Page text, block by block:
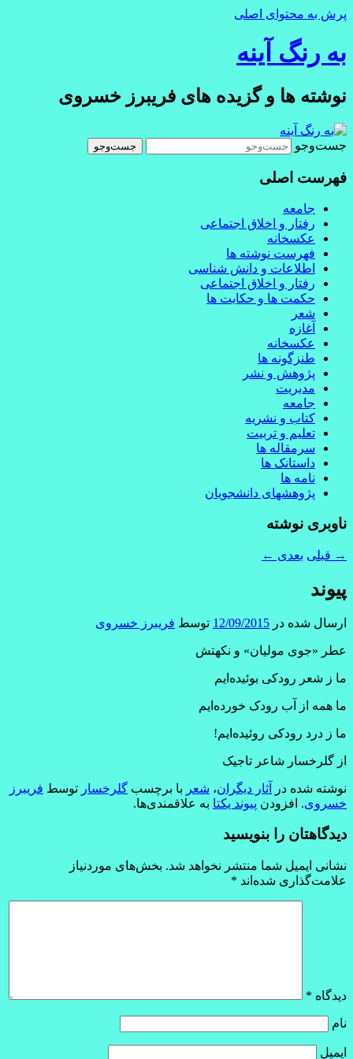
پرش به محتوای اصلی
به رنگ آينه
نوشته ها و گزیده های فریبرز خسروی
جست‌وجو
فهرست اصلی
جامعه
رفتار و اخلاق اجتماعی
عکسخانه
فهرست نوشته ها
اطلاعات و دانش شناسی
رفتار و اخلاق اجتماعی
حکمت ها و حکایت ها
شعر
آغازه
عکسخانه
طنزگونه ها
پژوهش و نشر
مدیریت
جامعه
کتاب و نشریه
تعلیم و تربیت
سرمقاله ها
داستانک ها
نامه ها
پژوهشهای دانشجویان
ناوبری نوشته
→ قبلی بعدی ←
پیوند
ارسال شده در 12/09/2015 توسط فریبرز خسروی
عطر «جوی مولیان» و نکهتش
ما ز شعر رودکی بوئیده‌ایم
ما همه از آب رودک خورده‌ایم
ما ز درد رودکی روئیده‌ایم!
از گلرخسار شاعر تاجیک
نوشته شده در آثار دیگران، شعر با برچسب گلرخسار توسط فریبرز
خسروی. افزودن پیوند یکتا به علاقمندی‌ها.
دیدگاهتان را بنویسید
نشانی ایمیل شما منتشر نخواهد شد. بخش‌های موردنیاز
علامت‌گذاری شده‌اند *
دیدگاه *
نام
ایمیل